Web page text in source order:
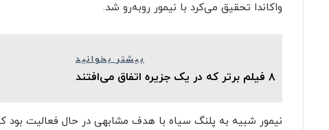
واکاندا تحقیق می‌کرد با نیمور روبه‌رو شد.
بیشتر بخوانید
۸ فیلم برتر که در یک جزیره اتفاق می‌افتند
نیمور شبیه به پلنگ سیاه با هدف مشابهی در حال فعالیت بود